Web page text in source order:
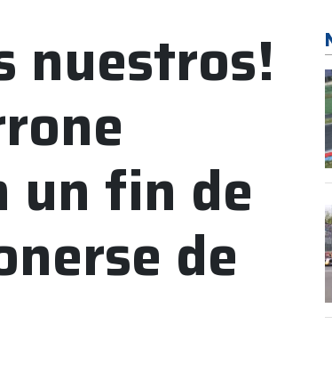
nuestros!
un fin de
de